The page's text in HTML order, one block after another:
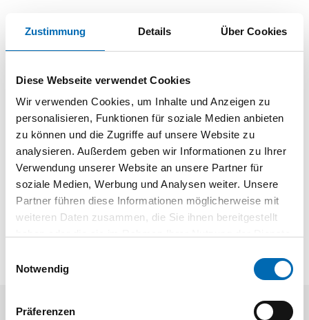
Zustimmung Details Über Cookies
Diese Webseite verwendet Cookies
Wir verwenden Cookies, um Inhalte und Anzeigen zu
personalisieren, Funktionen für soziale Medien anbieten
zu können und die Zugriffe auf unsere Website zu
analysieren. Außerdem geben wir Informationen zu Ihrer
Verwendung unserer Website an unsere Partner für
soziale Medien, Werbung und Analysen weiter. Unsere
Partner führen diese Informationen möglicherweise mit
weiteren Daten zusammen, die Sie ihnen bereitgestellt
Notwendig
Präferenzen
Baubeschläge rund um die Tür